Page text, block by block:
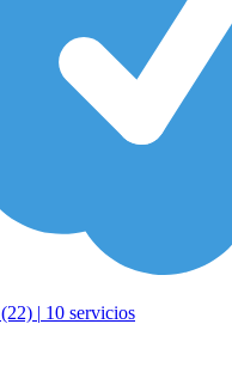
(22) | 10 servicios